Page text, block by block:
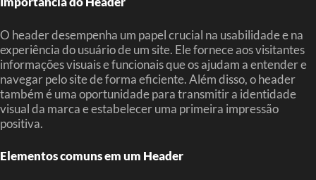
O header desempenha um papel crucial na usabilidade e na
experiência do usuário de um site. Ele fornece aos visitantes
informações visuais e funcionais que os ajudam a entender e
navegar pelo site de forma eficiente. Além disso, o header
também é uma oportunidade para transmitir a identidade
visual da marca e estabelecer uma primeira impressão
positiva.
Elementos comuns em um Header